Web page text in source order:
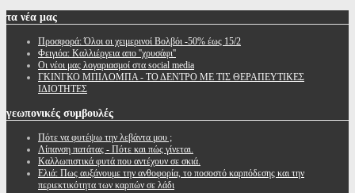
τα νέα μας
Προσφορά: Όλοι οι χειμερινοί Βολβόι -50% έως 15/2
Φειγιόα: Καλλιέργεια απο ''χρυσάφι''
Oι νέοι μας λογαριασμοί στα social media
ΓΚΙΝΓΚΟ ΜΠΙΛΟΜΠΑ - ΤΟ ΔΕΝΤΡΟ ΜΕ ΤΙΣ ΘΕΡΑΠΕΥΤΙΚΕΣ
ΙΔΙΟΤΗΤΕΣ
γεωπονικές συμβουλές
Πότε να φυτέψω την λεβάντα μου ;
Λίπανση πατάτας - Πότε και πώς γίνεται.
Καλλωπιστικά φυτά που αντέχουν σε σκιά.
Ελιά: Πως αυξάνουμε την ανθοφορία, το ποσοστό καρπόδεσης και την
περιεκτικότητα των καρπών σε λάδι